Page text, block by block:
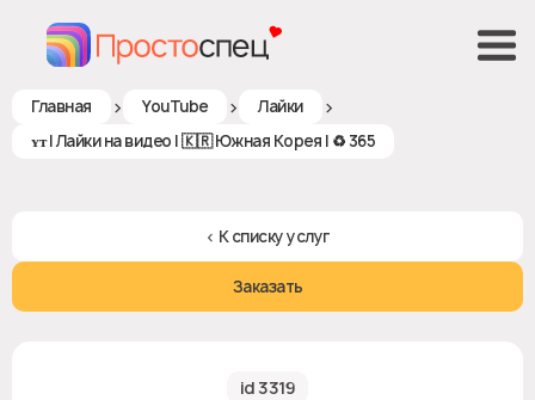
Главная > YouTube > Лайки >
ʏᴛ | Лайки на видео | 🇰🇷 Южная Корея | ♻ 365
< К списку услуг
Заказать
id 3319